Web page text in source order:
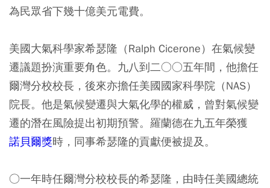
為民眾省下幾十億美元電費。
美國大氣科學家希瑟隆（Ralph Cicerone）在氣候變
遷議題扮演重要角色。九八到二○○五年間，他擔任
爾灣分校校長，後來亦擔任美國國家科學院（NAS）
院長。他是氣候變遷與大氣化學的權威，曾對氣候變
遷的潛在風險提出初期預警。羅蘭德在九五年榮獲
諾貝爾獎時，同事希瑟隆的貢獻便被提及。
○一年時任爾灣分校校長的希瑟隆，由時任美國總統